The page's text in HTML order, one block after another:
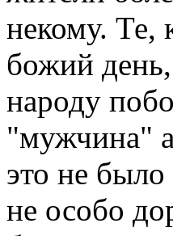
некому. Те,
божий
народу
"мужчина" а
это не
не особо